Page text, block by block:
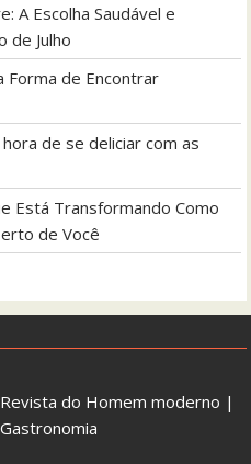
A Escolha Saudável e
de Julho
Forma de Encontrar
hora de se deliciar com as
Está Transformando Como
de Você
Revista do Homem moderno |